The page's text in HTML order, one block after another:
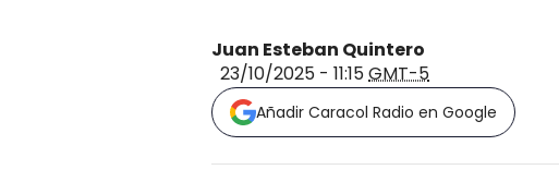
Juan Esteban Quintero
23/10/2025 - 11:15GMT-5
Añadir Caracol Radio en Google